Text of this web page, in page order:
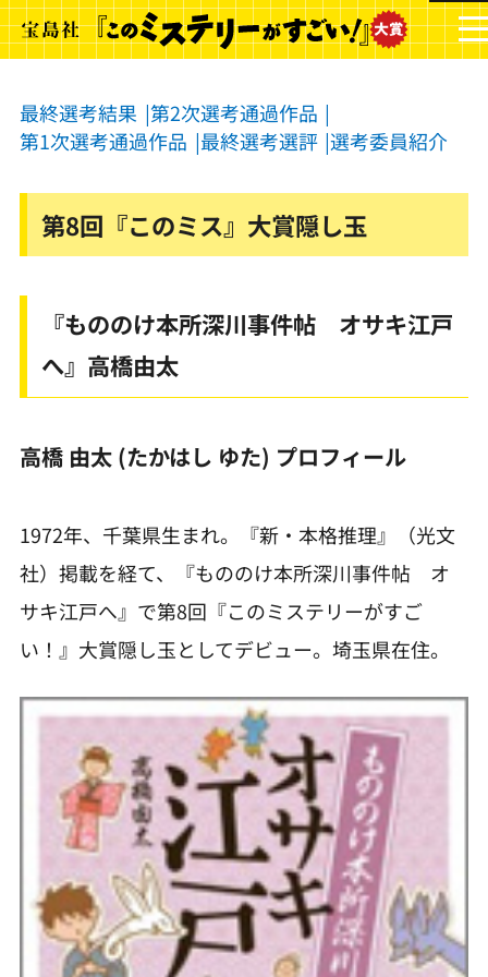
最終選考結果 第2次選考通過作品
第1次選考通過作品 最終選考選評 選考委員紹介
第8回『このミス』大賞隠し玉
『もののけ本所深川事件帖 オサキ江戸
へ』高橋由太
高橋 由太 (たかはし ゆた) プロフィール
1972年、千葉県生まれ。『新・本格推理』（光文
社）掲載を経て、『もののけ本所深川事件帖 オ
サキ江戸へ』で第8回『このミステリーがすご
い！』大賞隠し玉としてデビュー。埼玉県在住。